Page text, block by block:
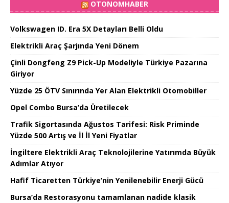
OTONOMHABER
Volkswagen ID. Era 5X Detayları Belli Oldu
Elektrikli Araç Şarjında Yeni Dönem
Çinli Dongfeng Z9 Pick-Up Modeliyle Türkiye Pazarına
Giriyor
Yüzde 25 ÖTV Sınırında Yer Alan Elektrikli Otomobiller
Opel Combo Bursa’da Üretilecek
Trafik Sigortasında Ağustos Tarifesi: Risk Priminde
Yüzde 500 Artış ve İl İl Yeni Fiyatlar
İngiltere Elektrikli Araç Teknolojilerine Yatırımda Büyük
Adımlar Atıyor
Hafif Ticaretten Türkiye’nin Yenilenebilir Enerji Gücü
Bursa’da Restorasyonu tamamlanan nadide klasik